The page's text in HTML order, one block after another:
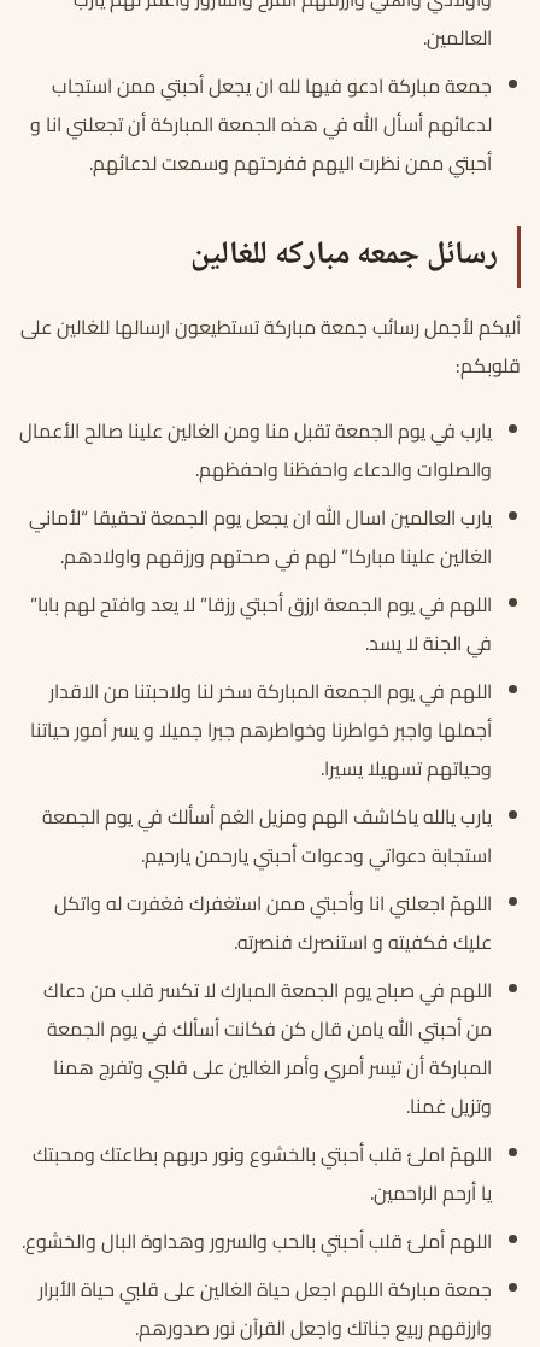
العالمين.
جمعة مباركة ادعو فيها لله ان يجعل أحبتي ممن استجاب
لدعائهم أسأل الله في هذه الجمعة المباركة أن تجعلني انا و
أحبتي ممن نظرت اليهم ففرحتهم وسمعت لدعائهم.
رسائل جمعه مباركه للغالين
أليكم لأجمل رسائب جمعة مباركة تستطيعون ارسالها للغالين على
قلوبكم:
يارب في يوم الجمعة تقبل منا ومن الغالين علينا صالح الأعمال
والصلوات والدعاء واحفظنا واحفظهم.
يارب العالمين اسال الله ان يجعل يوم الجمعة تحقيقا “لأماني
الغالين علينا مباركا” لهم في صحتهم ورزقهم واولادهم.
اللهم في يوم الجمعة ارزق أحبتي رزقا” لا يعد وافتح لهم بابا”
في الجنة لا يسد.
اللهم في يوم الجمعة المباركة سخر لنا ولاحبتنا من الاقدار
أجملها واجبر خواطرنا وخواطرهم جبرا جميلا و يسر أمور حياتنا
وحياتهم تسهيلا يسيرا.
يارب يالله ياكاشف الهم ومزيل الغم أسألك في يوم الجمعة
استجابة دعواتي ودعوات أحبتي يارحمن يارحيم.
اللهمّ اجعلني انا وأحبتي ممن استغفرك فغفرت له واتكل
عليك فكفيته و استنصرك فنصرته.
اللهم في صباح يوم الجمعة المبارك لا تكسر قلب من دعاك
من أحبتي الله يامن قال كن فكانت أسألك في يوم الجمعة
المباركة أن تيسر أمري وأمر الغالين على قلبي وتفرج همنا
وتزيل غمنا.
اللهمّ املئ قلب أحبتي بالخشوع ونور دربهم بطاعتك ومحبتك
يا أرحم الراحمين.
اللهم أملئ قلب أحبتي بالحب والسرور وهداوة البال والخشوع.
جمعة مباركة اللهم اجعل حياة الغالين على قلبي حياة الأبرار
وارزقهم ربيع جناتك واجعل القرآن نور صدورهم.